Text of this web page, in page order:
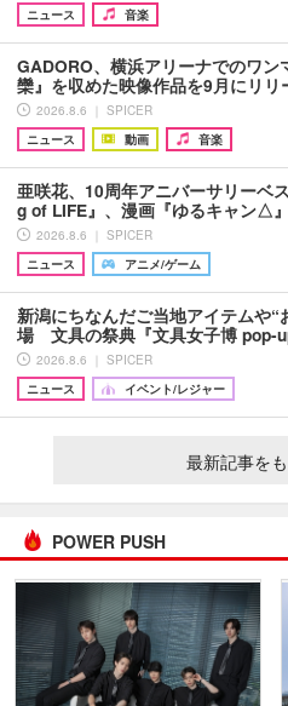
ニュース
音楽
GADORO、横浜アリーナでのワン
欒』を収めた映像作品を9月にリ
2026.8.6 ｜ SPICER
ニュース
動画 音楽
亜咲花、10周年アニバーサリーベ
g of LIFE』、漫画『ゆるキャン△
2026.8.6 ｜ SPICER
ニュース
アニメ/ゲーム
新潟にちなんだご当地アイテムや“
場 文具の祭典『文具女子博 pop-
2026.8.6 ｜ SPICER
ニュース
イベント/レジャー
最新記事を
POWER PUSH